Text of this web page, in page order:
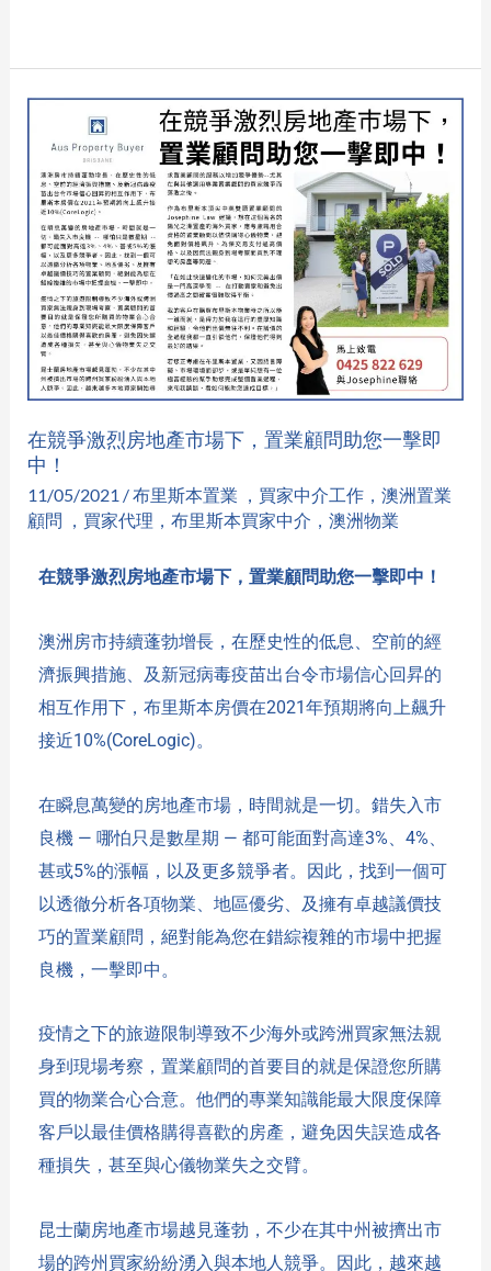
在競爭激烈房地產市場下，置業顧問助您一擊即
中！
11/05/2021 /布里斯本置業 ，買家中介工作，澳洲置業
顧問 ，買家代理，布里斯本買家中介，澳洲物業
在競爭激烈房地產市場下，置業顧問助您一擊即中！
澳洲房市持續蓬勃增長，在歷史性的低息、空前的經
濟振興措施、及新冠病毒疫苗出台令市場信心回昇的
相互作用下，布里斯本房價在2021年預期將向上飆升
接近10%(CoreLogic)。
在瞬息萬變的房地產市場，時間就是一切。錯失入市
良機 — 哪怕只是數星期 — 都可能面對高達3%、4%、
甚或5%的漲幅，以及更多競爭者。因此，找到一個可
以透徹分析各項物業、地區優劣、及擁有卓越議價技
巧的置業顧問，絕對能為您在錯綜複雜的市場中把握
良機，一擊即中。
疫情之下的旅遊限制導致不少海外或跨洲買家無法親
身到現場考察，置業顧問的首要目的就是保證您所購
買的物業合心合意。他們的專業知識能最大限度保障
客戶以最佳價格購得喜歡的房產，避免因失誤造成各
種損失 ，甚至與心儀物業失之交臂。
昆士蘭房地產市場越見蓬勃，不少在其中州被擠出市
場的跨州買家紛紛湧入與本地人競爭。因此，越來越
爭
激
烈
房
地
產
市
場
下，
置
業
問
您
一
擊
即